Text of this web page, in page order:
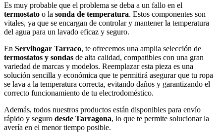
Es muy probable que el problema se deba a un fallo en el
termostato o la sonda de temperatura. Estos componentes son
vitales, ya que se encargan de controlar y mantener la temperatura
del agua para un lavado eficaz y seguro.
En Servihogar Tarraco, te ofrecemos una amplia selección de
termostatos y sondas de alta calidad, compatibles con una gran
variedad de marcas y modelos. Reemplazar esta pieza es una
solución sencilla y económica que te permitirá asegurar que tu ropa
se lava a la temperatura correcta, evitando daños y garantizando el
correcto funcionamiento de tu electrodoméstico.
Además, todos nuestros productos están disponibles para envío
rápido y seguro desde Tarragona, lo que te permite solucionar la
avería en el menor tiempo posible.